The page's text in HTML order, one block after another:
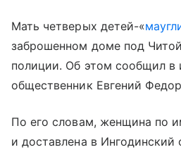
Мать четверых детей-«
заброшенном доме под
полиции. Об этом сообщил в
общественник Евгений
По его словам, женщина по
и доставлена в